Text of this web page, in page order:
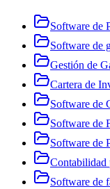
Software de
Software de
Gestión de
Cartera de
Software de
Software de
Software de
Contabilidad
Software de